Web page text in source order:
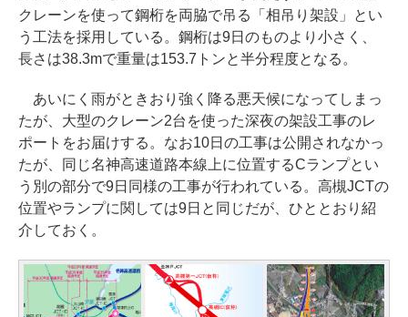
クレーンを使って鋼桁を両脇で吊る「相吊り架設」とい
う工法を採用している。鋼桁は9日のものより小さく、
長さは38.3mで重量は153.7トンと半分程度となる。
あいにく雨がときおり強く降る悪天候になってしまっ
たが、大型のクレーン2台を使った深夜の架設工事のレ
ポートをお届けする。なお10日の工事は公開されなかっ
たが、同じ名神高速道路本線上に位置するCランプとい
う別の部分で9日同様の工事が行われている。高槻JCTの
位置やランプに関しては9日と同じだが、ひととおり紹
介しておく。